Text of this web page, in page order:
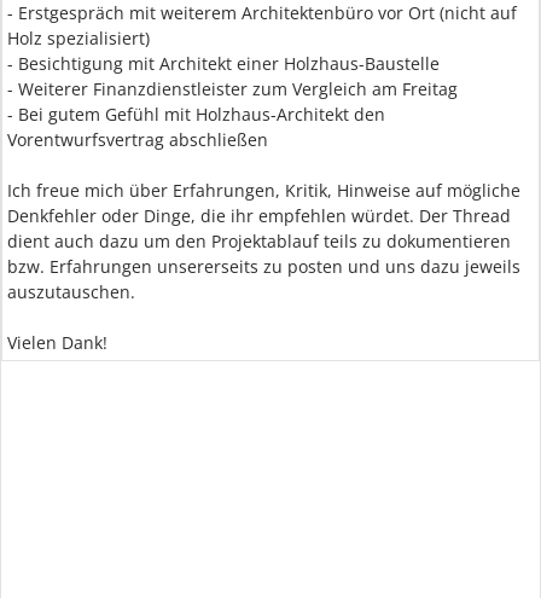
- Erstgespräch mit weiterem Architektenbüro vor Ort (nicht auf
Holz spezialisiert)
- Besichtigung mit Architekt einer Holzhaus-Baustelle
- Weiterer Finanzdienstleister zum Vergleich am Freitag
- Bei gutem Gefühl mit Holzhaus-Architekt den
Vorentwurfsvertrag abschließen
Ich freue mich über Erfahrungen, Kritik, Hinweise auf mögliche
Denkfehler oder Dinge, die ihr empfehlen würdet. Der Thread
dient auch dazu um den Projektablauf teils zu dokumentieren
bzw. Erfahrungen unsererseits zu posten und uns dazu jeweils
auszutauschen.
Vielen Dank!